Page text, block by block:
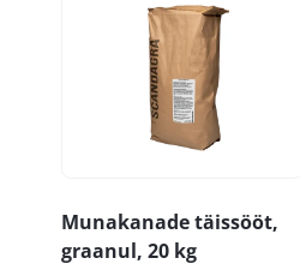
Munakanade täissööt,
graanul, 20 kg